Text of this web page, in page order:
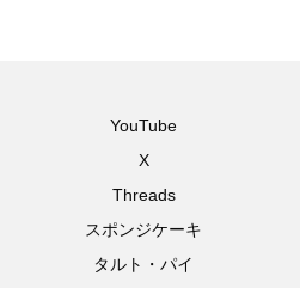
YouTube
X
Threads
スポンジケーキ
タルト・パイ